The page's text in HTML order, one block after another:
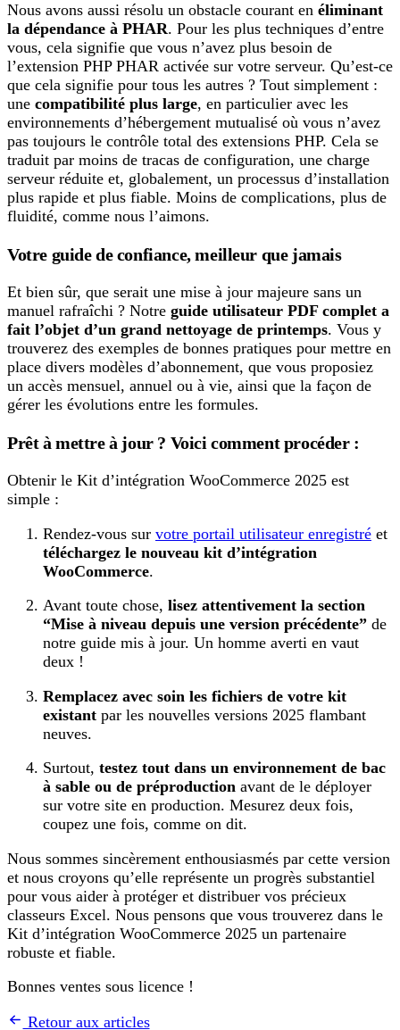
Nous avons aussi résolu un obstacle courant en éliminant
la dépendance à PHAR. Pour les plus techniques d’entre
vous, cela signifie que vous n’avez plus besoin de
l’extension PHP PHAR activée sur votre serveur. Qu’est-ce
que cela signifie pour tous les autres ? Tout simplement :
une compatibilité plus large, en particulier avec les
environnements d’hébergement mutualisé où vous n’avez
pas toujours le contrôle total des extensions PHP. Cela se
traduit par moins de tracas de configuration, une charge
serveur réduite et, globalement, un processus d’installation
plus rapide et plus fiable. Moins de complications, plus de
fluidité, comme nous l’aimons.
Votre guide de confiance, meilleur que jamais
Et bien sûr, que serait une mise à jour majeure sans un
manuel rafraîchi ? Notre guide utilisateur PDF complet a
fait l’objet d’un grand nettoyage de printemps. Vous y
trouverez des exemples de bonnes pratiques pour mettre en
place divers modèles d’abonnement, que vous proposiez
un accès mensuel, annuel ou à vie, ainsi que la façon de
gérer les évolutions entre les formules.
Prêt à mettre à jour ? Voici comment procéder :
Obtenir le Kit d’intégration WooCommerce 2025 est
simple :
Rendez-vous sur votre portail utilisateur enregistré et
téléchargez le nouveau kit d’intégration
WooCommerce.
Avant toute chose, lisez attentivement la section
“Mise à niveau depuis une version précédente” de
notre guide mis à jour. Un homme averti en vaut
deux !
Remplacez avec soin les fichiers de votre kit
existant par les nouvelles versions 2025 flambant
neuves.
Surtout, testez tout dans un environnement de bac
à sable ou de préproduction avant de le déployer
sur votre site en production. Mesurez deux fois,
coupez une fois, comme on dit.
Nous sommes sincèrement enthousiasmés par cette version
et nous croyons qu’elle représente un progrès substantiel
pour vous aider à protéger et distribuer vos précieux
classeurs Excel. Nous pensons que vous trouverez dans le
Kit d’intégration WooCommerce 2025 un partenaire
robuste et fiable.
Bonnes ventes sous licence !
Retour aux articles